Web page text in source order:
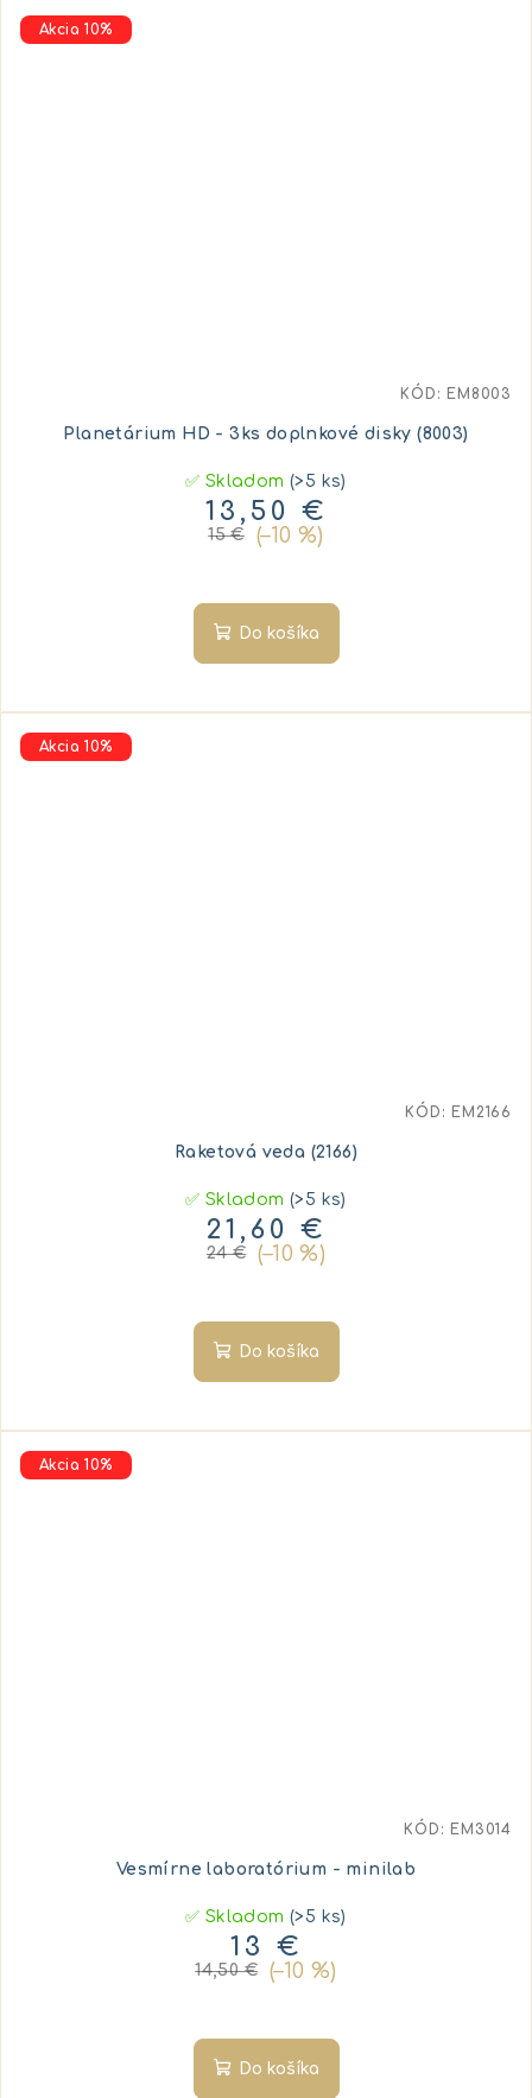
Akcia 10%
Planetárium HD - 3ks doplnkové disky (8003)
✅ Skladom(>5 ks)
13,50 €
15 € (–10 %)
Do košíka
KÓD: EM8003
Akcia 10%
Raketová veda (2166)
✅ Skladom(>5 ks)
21,60 €
24 € (–10 %)
Do košíka
KÓD: EM2166
Akcia 10%
Vesmírne laboratórium - minilab
✅ Skladom(>5 ks)
13 €
14,50 € (–10 %)
Do košíka
KÓD: EM3014